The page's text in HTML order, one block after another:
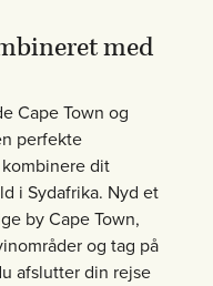
med
Cape Town og
perfekte
dit
i Sydafrika. Nyd et
by Cape Town,
og tag på
afslutter din rejse